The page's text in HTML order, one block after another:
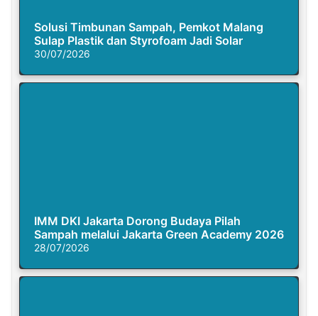
Solusi Timbunan Sampah, Pemkot Malang
Sulap Plastik dan Styrofoam Jadi Solar
30/07/2026
IMM DKI Jakarta Dorong Budaya Pilah
Sampah melalui Jakarta Green Academy 2026
28/07/2026